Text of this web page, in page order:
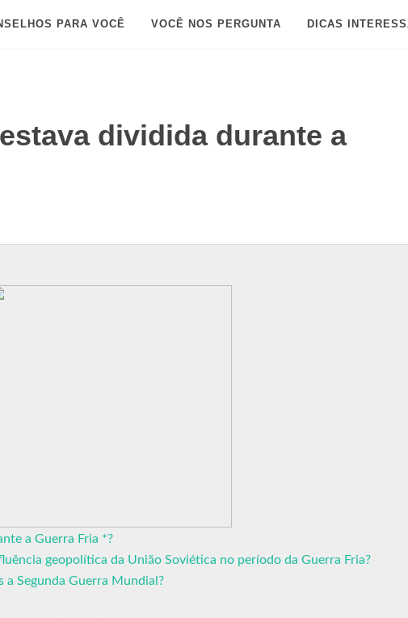
PARA VOCÊ VOCÊ NOS PERGUNTA DICAS
dividida durante a
a Guerra Fria *?
geopolítica da União Soviética no período da Guerra Fria?
a Segunda Guerra Mundial?